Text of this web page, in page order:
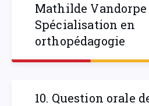
Mathilde Vandorpe
Spécialisation en
orthopédagogie
10. Question orale